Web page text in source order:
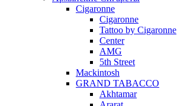
Cigaronne
Cigaronne
Tattoo by Cigaronne
Center
AMG
5th Street
Mackintosh
GRAND TABACCO
Akhtamar